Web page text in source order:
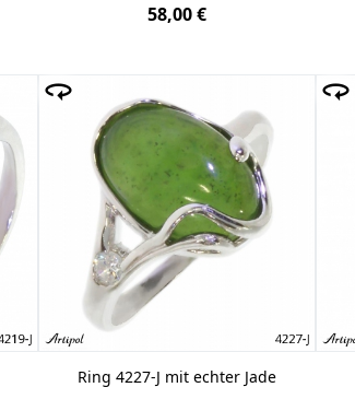
58,00 €
Ring 4227-J mit echter Jade